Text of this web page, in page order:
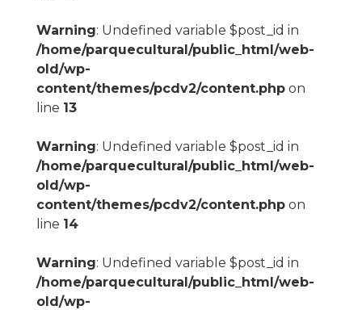
Warning: Undefined variable $post_id in
/home/parquecultural/public_html/web-
old/wp-
content/themes/pcdv2/content.phpon
line 13
Warning: Undefined variable $post_id in
/home/parquecultural/public_html/web-
old/wp-
content/themes/pcdv2/content.phpon
line 14
Warning: Undefined variable $post_id in
/home/parquecultural/public_html/web-
old/wp-